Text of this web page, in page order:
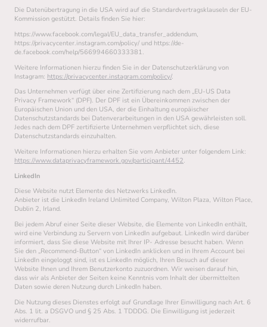
Die Datenübertragung in die USA wird auf die Standardvertragsklauseln der EU-
Kommission gestützt. Details finden Sie hier:
https://www.facebook.com/legal/EU_data_transfer_addendum,
https://privacycenter.instagram.com/policy/ und https://de-
de.facebook.com/help/566994660333381.
Weitere Informationen hierzu finden Sie in der Datenschutzerklärung von
Instagram: https://privacycenter.instagram.com/policy/.
Das Unternehmen verfügt über eine Zertifizierung nach dem „EU-US Data
Privacy Framework“ (DPF). Der DPF ist ein Übereinkommen zwischen der
Europäischen Union und den USA, der die Einhaltung europäischer
Datenschutzstandards bei Datenverarbeitungen in den USA gewährleisten soll.
Jedes nach dem DPF zertifizierte Unternehmen verpflichtet sich, diese
Datenschutzstandards einzuhalten.
Weitere Informationen hierzu erhalten Sie vom Anbieter unter folgendem Link:
https://www.dataprivacyframework.gov/participant/4452.
LinkedIn
Diese Website nutzt Elemente des Netzwerks LinkedIn.
Anbieter ist die LinkedIn Ireland Unlimited Company, Wilton Plaza, Wilton Place,
Dublin 2, Irland.
Bei jedem Abruf einer Seite dieser Website, die Elemente von LinkedIn enthält,
wird eine Verbindung zu Servern von LinkedIn aufgebaut. LinkedIn wird darüber
informiert, dass Sie diese Website mit Ihrer IP- Adresse besucht haben. Wenn
Sie den „Recommend-Button“ von LinkedIn anklicken und in Ihrem Account bei
LinkedIn eingeloggt sind, ist es LinkedIn möglich, Ihren Besuch auf dieser
Website Ihnen und Ihrem Benutzerkonto zuzuordnen. Wir weisen darauf hin,
dass wir als Anbieter der Seiten keine Kenntnis vom Inhalt der übermittelten
Daten sowie deren Nutzung durch LinkedIn haben.
Die Nutzung dieses Dienstes erfolgt auf Grundlage Ihrer Einwilligung nach Art. 6
Abs. 1 lit. a DSGVO und § 25 Abs. 1 TDDDG. Die Einwilligung ist jederzeit
widerrufbar.